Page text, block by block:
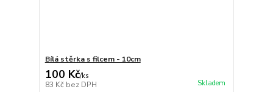
Bílá stěrka s filcem - 10cm
100 Kč/ks
83 Kč bez DPH Skladem